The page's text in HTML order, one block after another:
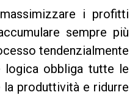
i profitti
sempre più
tendenzialmente
logica obbliga tutte le
la produttività e ridurre